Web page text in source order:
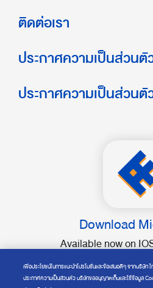
Download
Available now on
ติดต่อเรา
ประกาศความเป็นส่วนตั
ประกาศความเป็นส่วน
เพื่อประโยชน์ในการแนะนำโปรโมชั่นและข้อเสนอดีๆ จากบริษั
ประกาศความเป็นส่วนตัว บริษัทขออนุญาตเก็บและใช้ข้อมูล